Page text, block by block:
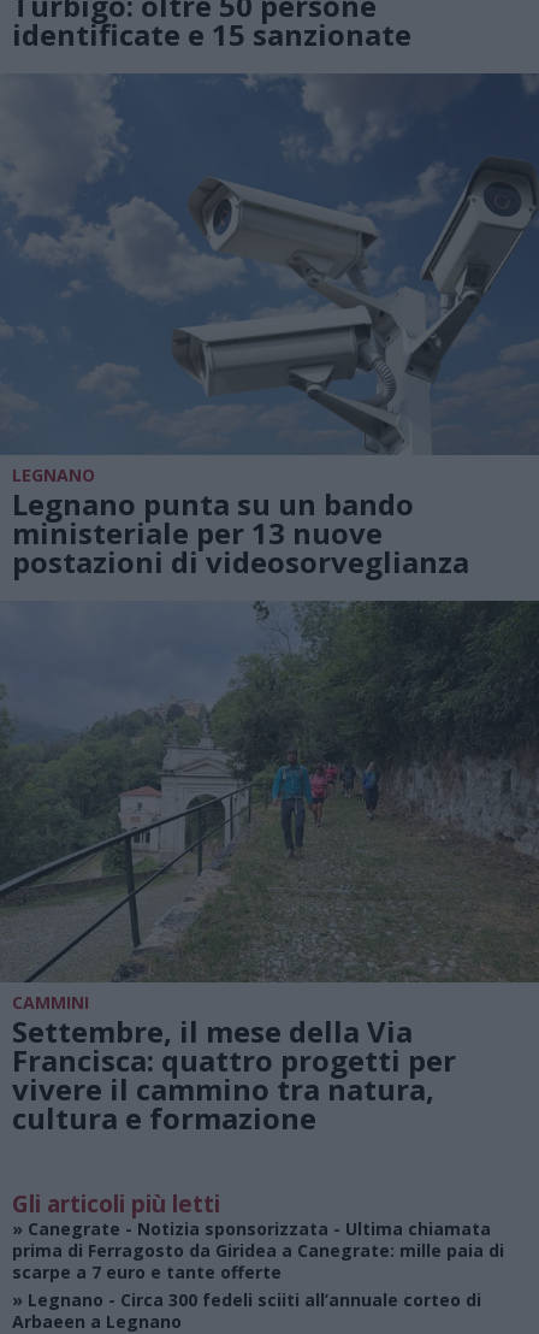
identificate e 15 sanzionate
LEGNANO
Legnano punta su un bando
ministeriale per 13 nuove
postazioni di videosorveglianza
CAMMINI
Settembre, il mese della Via
Francisca: quattro progetti per
vivere il cammino tra natura,
cultura e formazione
Gli articoli più letti
» Canegrate - Notizia sponsorizzata - Ultima chiamata
prima di Ferragosto da Giridea a Canegrate: mille paia di
scarpe a 7 euro e tante offerte
» Legnano - Circa 300 fedeli sciiti all’annuale corteo di
Arbaeen a Legnano